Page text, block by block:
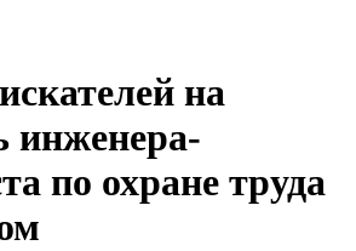
на
инженера-
по охране труда